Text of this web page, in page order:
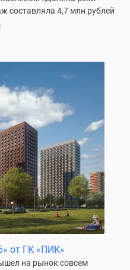
составляла 4,7 млн рублей
от ГК «ПИК»
на рынок совсем